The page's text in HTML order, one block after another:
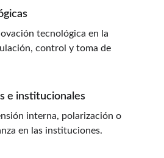
tecnológica en la
control y toma de
e institucionales
interna, polarización o
en las instituciones.